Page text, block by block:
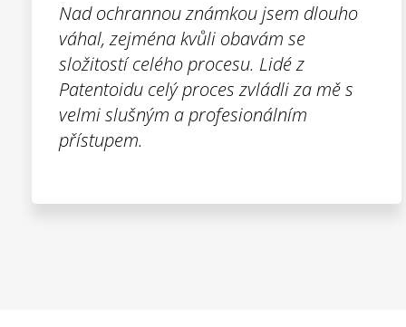
Nad ochrannou známkou jsem dlouho
váhal, zejména kvůli obavám se
složitostí celého procesu. Lidé z
Patentoidu celý proces zvládli za mě s
velmi slušným a profesionálním
přístupem.